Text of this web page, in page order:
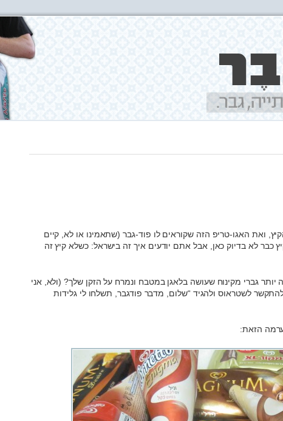
ואת האגו-טריפ הזה שקוראים לו פוד-גבר (שתאמינו או לא, קיים
10 חודשים). הקיץ כבר לא בדיוק כאן, אבל אתם יודעים איך זה בישראל: כשלא קיץ זה
גברי מקינוח שעושה בלאגן במטבח ונמרח על הזקן שלך? (ולא, אני
לשטראוס ולהגיד “שלום, מדבר פודגבר, תשלחו לי גלידות
הזאת: